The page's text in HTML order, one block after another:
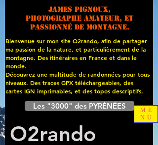
James PIGNOUX,
photographe amateur, et
passionné de montagne.
Bienvenue sur mon site O2rando, afin de partager
ma passion de la nature, et particulièrement de la
montagne. Des itinéraires en France et dans le
monde.
Découvrez une multitude de randonnées pour tous
niveaux. Des traces GPX téléchargeables, des
cartes IGN imprimables, et des topos descriptifs.
Les "3000" des PYRÉNÉES
O2rando
ME
NU